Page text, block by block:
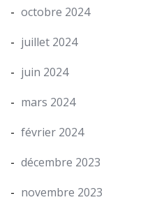
octobre 2024
juillet 2024
juin 2024
mars 2024
février 2024
décembre 2023
novembre 2023